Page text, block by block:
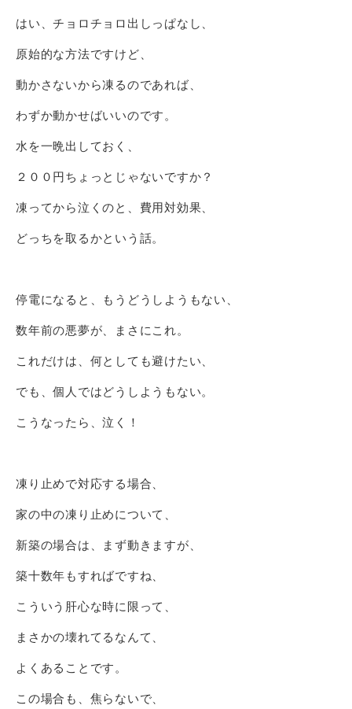
はい、チョロチョロ出しっぱなし、
原始的な方法ですけど、
動かさないから凍るのであれば、
わずか動かせばいいのです。
水を一晩出しておく、
２００円ちょっとじゃないですか？
凍ってから泣くのと、費用対効果、
どっちを取るかという話。
停電になると、もうどうしようもない、
数年前の悪夢が、まさにこれ。
これだけは、何としても避けたい、
でも、個人ではどうしようもない。
こうなったら、泣く！
凍り止めで対応する場合、
家の中の凍り止めについて、
新築の場合は、まず動きますが、
築十数年もすればですね、
こういう肝心な時に限って、
まさかの壊れてるなんて、
よくあることです。
この場合も、焦らないで、